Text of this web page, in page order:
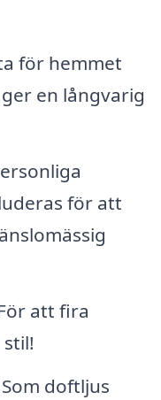
för hemmet
en långvarig
för att
att fira
Som doftljus